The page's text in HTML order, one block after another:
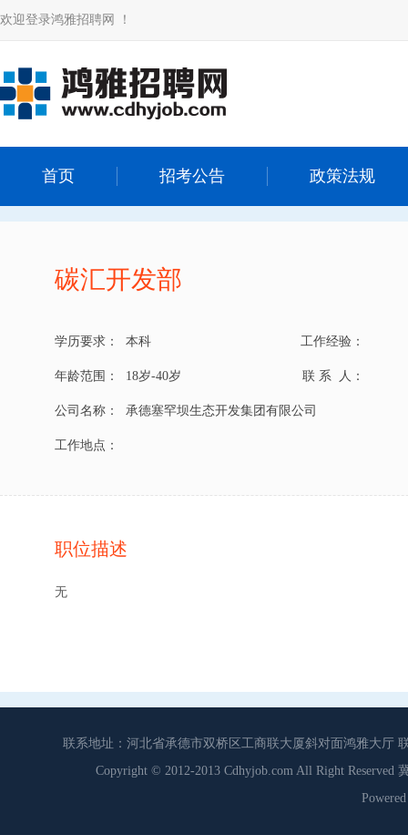
欢迎登录鸿雅招聘网 ！
首页 招考公告 政策法规
碳汇开发部
学历要求： 本科 工作经验：
年龄范围： 18岁-40岁 联 系 人：
公司名称： 承德塞罕坝生态开发集团有限公司
工作地点：
职位描述
无
联系地址：河北省承德市双桥区工商联大厦斜对面鸿雅大厅
Copyright © 2012-2013 Cdhyjob.com All Right Reserved